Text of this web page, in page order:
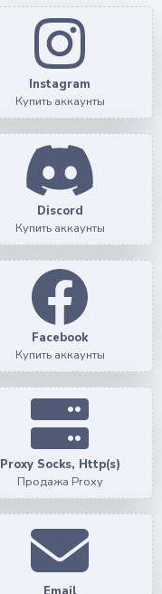
Instagram
Купить аккаунты
Discord
Купить аккаунты
Facebook
Купить аккаунты
Proxy Socks, Http(s)
Продажа Proxy